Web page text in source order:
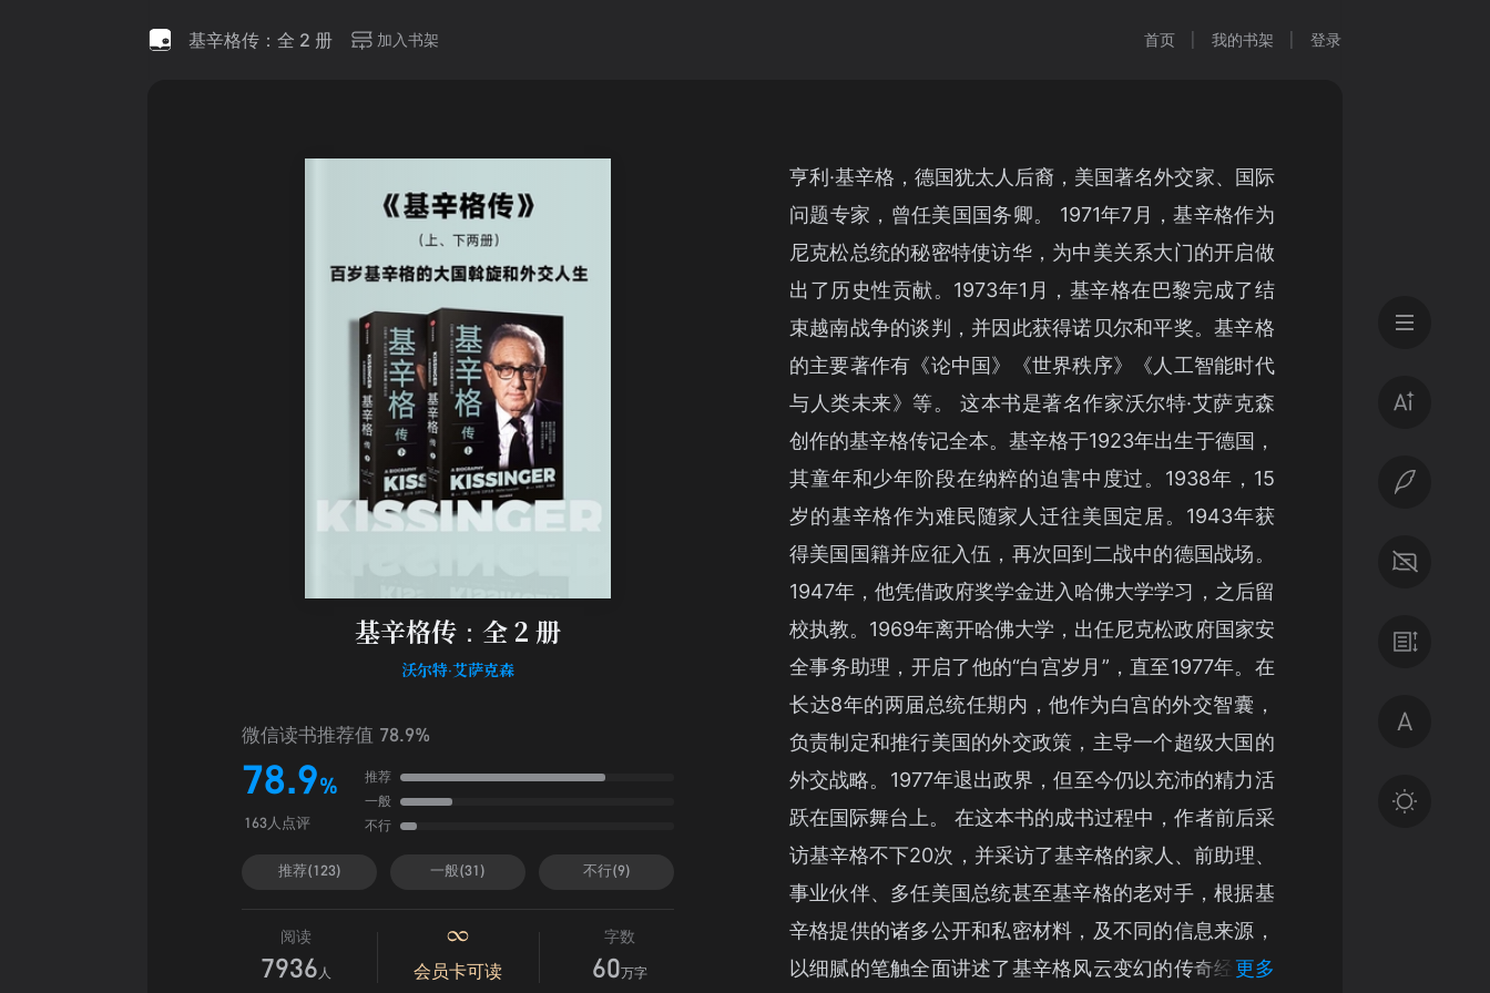
基辛格传：全 2 册 加入书架 首页 我的书架 登录
基辛格传：全 2 册
沃尔特·艾萨克森
微信读书推荐值 78.9%
78.9%
163人点评
推荐
一般
不行
推荐(123) 一般(31) 不行(9)
阅读
7936 人 会员卡可读
字数
60万字
亨利·基辛格，德国犹太人后裔，美国著名外交家、国际
问题专家，曾任美国国务卿。 1971年7月，基辛格作为
尼克松总统的秘密特使访华，为中美关系大门的开启做
出了历史性贡献。1973年1月，基辛格在巴黎完成了结
束越南战争的谈判，并因此获得诺贝尔和平奖。基辛格
的主要著作有《论中国》《世界秩序》《人工智能时代
与人类未来》等。 这本书是著名作家沃尔特·艾萨克森
创作的基辛格传记全本。基辛格于1923年出生于德国，
其童年和少年阶段在纳粹的迫害中度过。1938年，15
岁的基辛格作为难民随家人迁往美国定居。1943年获
得美国国籍并应征入伍，再次回到二战中的德国战场。
1947年，他凭借政府奖学金进入哈佛大学学习，之后留
校执教。1969年离开哈佛大学，出任尼克松政府国家安
全事务助理，开启了他的“白宫岁月”，直至1977年。在
长达8年的两届总统任期内，他作为白宫的外交智囊，
负责制定和推行美国的外交政策，主导一个超级大国的
外交战略。1977年退出政界，但至今仍以充沛的精力活
跃在国际舞台上。 在这本书的成书过程中，作者前后采
访基辛格不下20次，并采访了基辛格的家人、前助理、
事业伙伴、多任美国总统甚至基辛格的老对手，根据基
辛格提供的诸多公开和私密材料，及不同的信息来源，
以细腻的笔触全面讲述了基辛格风云变幻的传奇经历，